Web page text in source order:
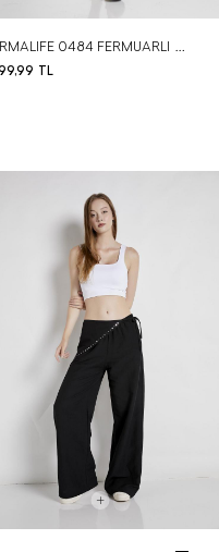
BEDEN SEÇ
ARMALIFE 0484 FERMUARLI ESNEK CEP DETAYLI GABARDIN MINI KADIN ETEK
TL